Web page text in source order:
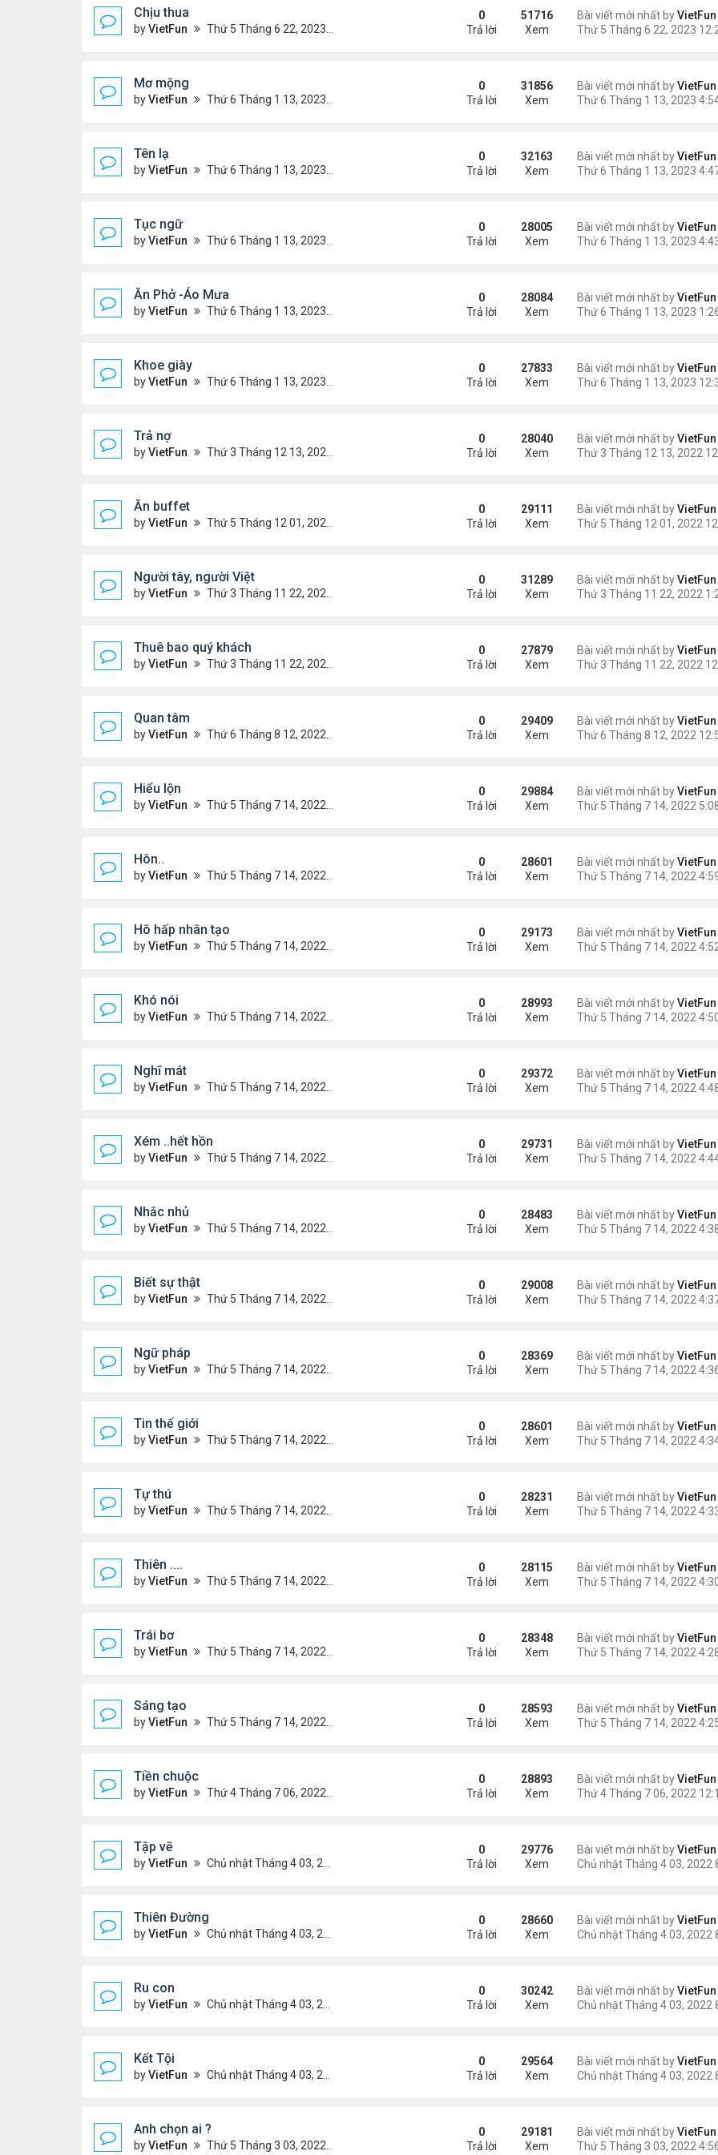
Chịu thua
byVietFun Thứ 5 Tháng 6 22, 2023 12:26 pm
Bài viết mới nhất byVietFun
0
Trả lời
51716
Xem
Mơ mộng
byVietFun Thứ 6 Tháng 1 13, 2023 4:54 pm
Bài viết mới nhất byVietFun
0
Trả lời
31856
Xem
Tên lạ
byVietFun Thứ 6 Tháng 1 13, 2023 4:47 pm
Bài viết mới nhất byVietFun
0
Trả lời
32163
Xem
Tục ngữ
byVietFun Thứ 6 Tháng 1 13, 2023 4:43 pm
Bài viết mới nhất byVietFun
0
Trả lời
28005
Xem
Ăn Phở -Áo Mưa
byVietFun Thứ 6 Tháng 1 13, 2023 1:26 pm
Bài viết mới nhất byVietFun
0
Trả lời
28084
Xem
Khoe giày
byVietFun Thứ 6 Tháng 1 13, 2023 12:30 pm
Bài viết mới nhất byVietFun
0
Trả lời
27833
Xem
Trả nợ
byVietFun Thứ 3 Tháng 12 13, 2022 12:44 pm
Bài viết mới nhất byVietFun
0
Trả lời
28040
Xem
Ăn buffet
byVietFun Thứ 5 Tháng 12 01, 2022 12:22 pm
Bài viết mới nhất byVietFun
0
Trả lời
29111
Xem
Người tây, người Việt
byVietFun Thứ 3 Tháng 11 22, 2022 1:25 pm
Bài viết mới nhất byVietFun
0
Trả lời
31289
Xem
Thuê bao quý khách
byVietFun Thứ 3 Tháng 11 22, 2022 12:14 pm
Bài viết mới nhất byVietFun
0
Trả lời
27879
Xem
Quan tâm
byVietFun Thứ 6 Tháng 8 12, 2022 12:54 pm
Bài viết mới nhất byVietFun
0
Trả lời
29409
Xem
Hiểu lộn
byVietFun Thứ 5 Tháng 7 14, 2022 5:08 pm
Bài viết mới nhất byVietFun
0
Trả lời
29884
Xem
Hôn..
byVietFun Thứ 5 Tháng 7 14, 2022 4:59 pm
Bài viết mới nhất byVietFun
0
Trả lời
28601
Xem
Hô hấp nhân tạo
byVietFun Thứ 5 Tháng 7 14, 2022 4:52 pm
Bài viết mới nhất byVietFun
0
Trả lời
29173
Xem
Khó nói
byVietFun Thứ 5 Tháng 7 14, 2022 4:50 pm
Bài viết mới nhất byVietFun
0
Trả lời
28993
Xem
Nghĩ mát
byVietFun Thứ 5 Tháng 7 14, 2022 4:48 pm
Bài viết mới nhất byVietFun
0
Trả lời
29372
Xem
Xém ..hết hồn
byVietFun Thứ 5 Tháng 7 14, 2022 4:44 pm
Bài viết mới nhất byVietFun
0
Trả lời
29731
Xem
Nhắc nhủ
byVietFun Thứ 5 Tháng 7 14, 2022 4:38 pm
Bài viết mới nhất byVietFun
0
Trả lời
28483
Xem
Biết sự thật
byVietFun Thứ 5 Tháng 7 14, 2022 4:37 pm
Bài viết mới nhất byVietFun
0
Trả lời
29008
Xem
Ngữ pháp
byVietFun Thứ 5 Tháng 7 14, 2022 4:36 pm
Bài viết mới nhất byVietFun
0
Trả lời
28369
Xem
Tin thế giới
byVietFun Thứ 5 Tháng 7 14, 2022 4:34 pm
Bài viết mới nhất byVietFun
0
Trả lời
28601
Xem
Tự thú
byVietFun Thứ 5 Tháng 7 14, 2022 4:33 pm
Bài viết mới nhất byVietFun
0
Trả lời
28231
Xem
Thiên ....
byVietFun Thứ 5 Tháng 7 14, 2022 4:30 pm
Bài viết mới nhất byVietFun
0
Trả lời
28115
Xem
Trái bơ
byVietFun Thứ 5 Tháng 7 14, 2022 4:28 pm
Bài viết mới nhất byVietFun
0
Trả lời
28348
Xem
Sáng tạo
byVietFun Thứ 5 Tháng 7 14, 2022 4:25 pm
Bài viết mới nhất byVietFun
0
Trả lời
28593
Xem
Tiền chuộc
byVietFun Thứ 4 Tháng 7 06, 2022 12:18 pm
Bài viết mới nhất byVietFun
0
Trả lời
28893
Xem
Tập vẽ
byVietFun Chủ nhật Tháng 4 03, 2022 8:25 pm
Bài viết mới nhất byVietFun
0
Trả lời
29776
Xem
Thiên Đường
byVietFun Chủ nhật Tháng 4 03, 2022 8:24 pm
Bài viết mới nhất byVietFun
0
Trả lời
28660
Xem
Ru con
byVietFun Chủ nhật Tháng 4 03, 2022 8:23 pm
Bài viết mới nhất byVietFun
0
Trả lời
30242
Xem
Kết Tội
byVietFun Chủ nhật Tháng 4 03, 2022 8:20 pm
Bài viết mới nhất byVietFun
0
Trả lời
29564
Xem
Anh chọn ai ?
byVietFun Thứ 5 Tháng 3 03, 2022 4:56 pm
Bài viết mới nhất byVietFun
0
Trả lời
29181
Xem